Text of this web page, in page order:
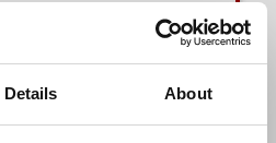
Details About